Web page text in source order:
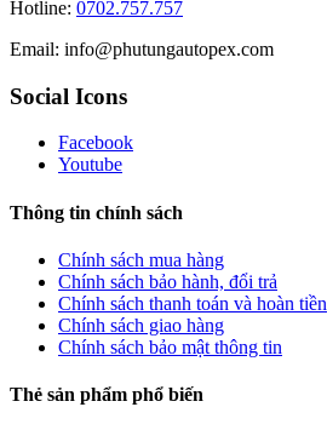
Hotline: 0702.757.757
Email: info@phutungautopex.com
Social Icons
Facebook
Youtube
Thông tin chính sách
Chính sách mua hàng
Chính sách bảo hành, đổi trả
Chính sách thanh toán và hoàn tiền
Chính sách giao hàng
Chính sách bảo mật thông tin
Thẻ sản phẩm phổ biến